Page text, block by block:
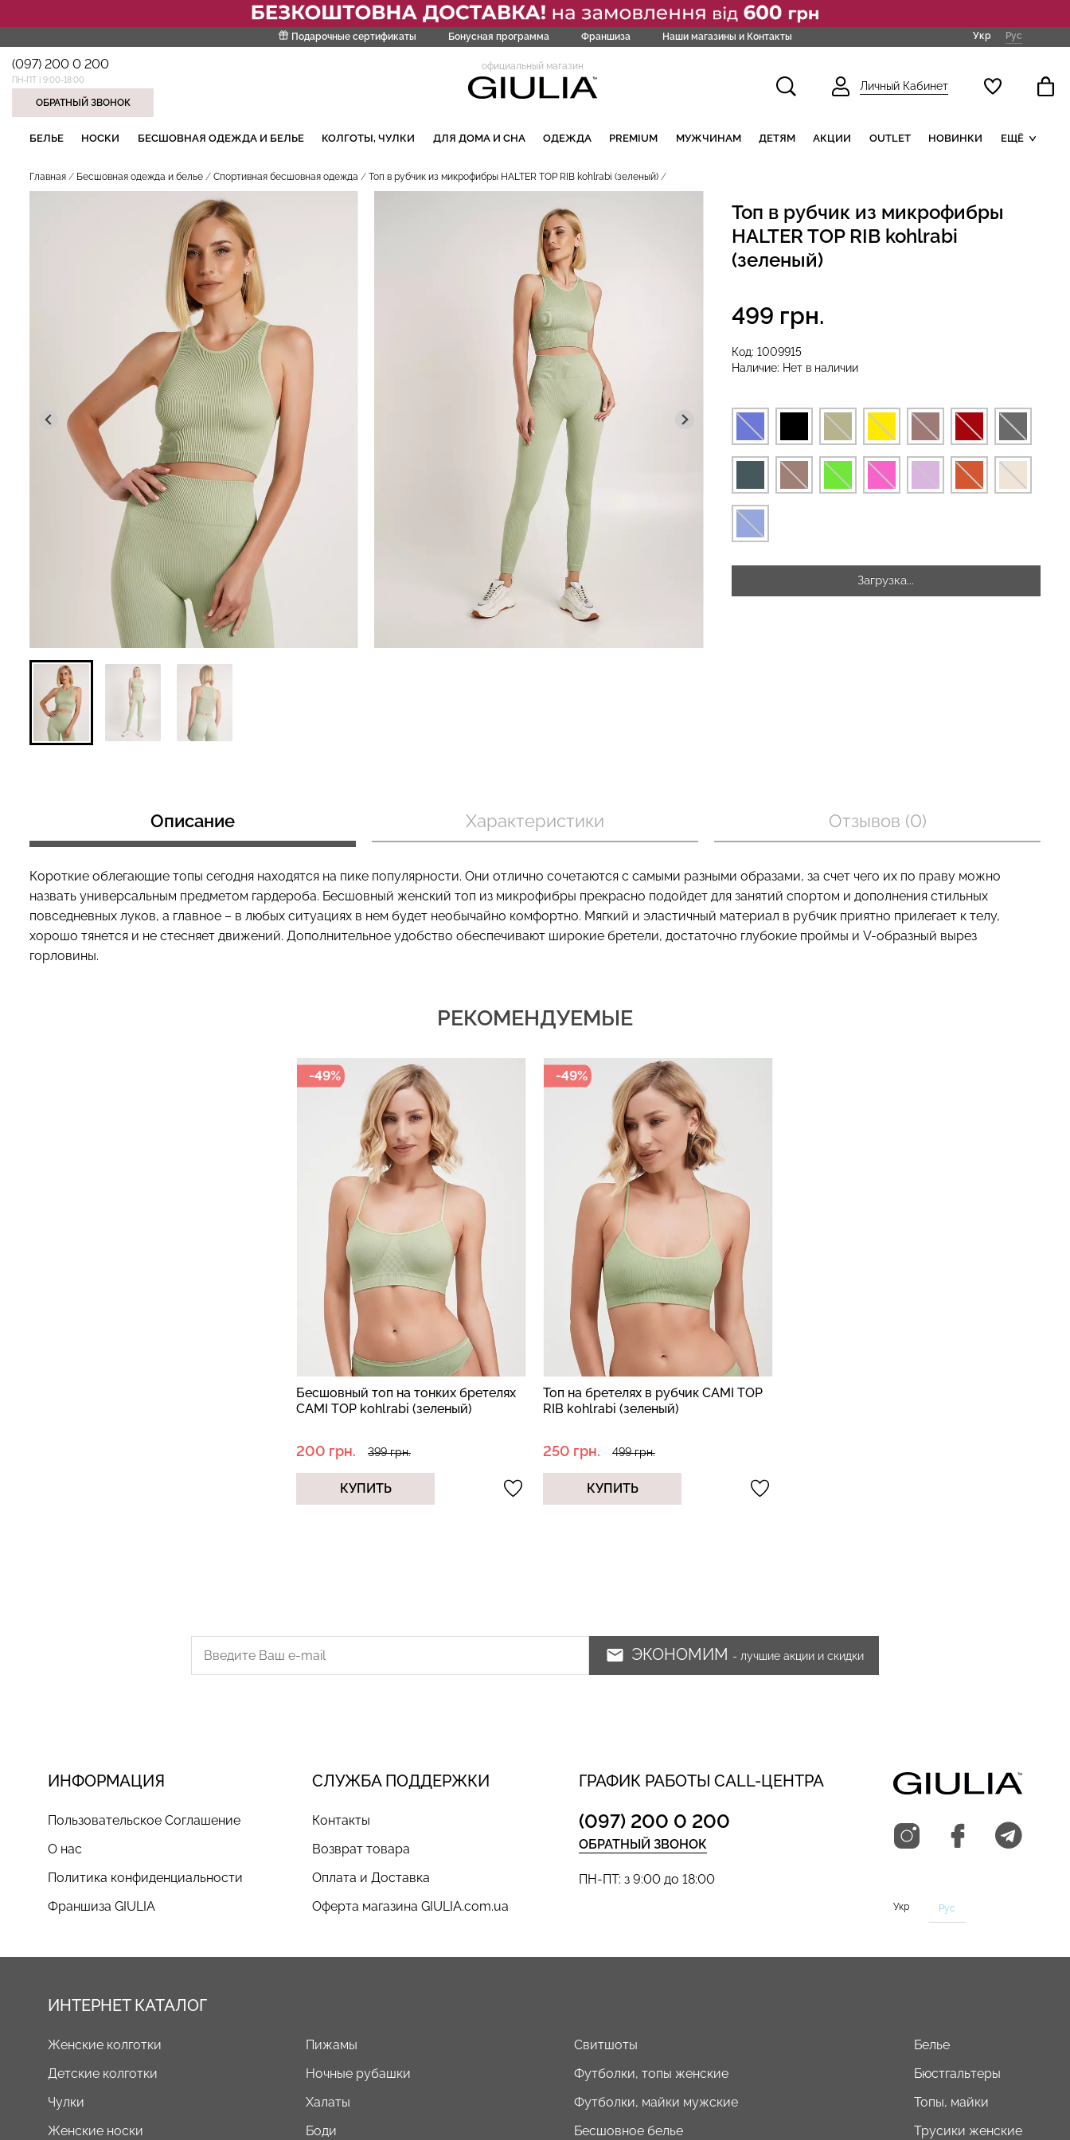
Подарочные сертификаты Бонусная программа Франшиза Наши магазины и Контакты Укр Рус
(097) 200 0 200
ПН-ПТ | 9:00-18:00
ОБРАТНЫЙ ЗВОНОК
официальный магазин
Личный Кабинет
БЕЛЬЕ НОСКИ БЕСШОВНАЯ ОДЕЖДА И БЕЛЬЕ КОЛГОТЫ, ЧУЛКИ ДЛЯ ДОМА И СНА ОДЕЖДА PREMIUM МУЖЧИНАМ ДЕТЯМ АКЦИИ OUTLET НОВИНКИ ЕЩЁ
Главная Бесшовная одежда и белье Спортивная бесшовная одежда Топ в рубчик из микрофибры HALTER TOP RIB kohlrabi (зеленый)
Топ в рубчик из микрофибры
HALTER TOP RIB kohlrabi
(зеленый)
Код: 1009915
Наличие: Нет в наличии
499 грн.
Загрузка...
Описание Характеристики Отзывов (0)
Короткие облегающие топы сегодня находятся на пике популярности. Они отлично сочетаются с самыми разными образами, за счет чего их по праву можно
назвать универсальным предметом гардероба. Бесшовный женский топ из микрофибры прекрасно подойдет для занятий спортом и дополнения стильных
повседневных луков, а главное – в любых ситуациях в нем будет необычайно комфортно. Мягкий и эластичный материал в рубчик приятно прилегает к телу,
хорошо тянется и не стесняет движений. Дополнительное удобство обеспечивают широкие бретели, достаточно глубокие проймы и V-образный вырез
горловины.
РЕКОМЕНДУЕМЫЕ
-49%
Бесшовный топ на тонких бретелях
CAMI TOP kohlrabi (зеленый)
200 грн. 399 грн.
КУПИТЬ
-49%
Топ на бретелях в рубчик CAMI TOP
RIB kohlrabi (зеленый)
250 грн. 499 грн.
КУПИТЬ
ЭКОНОМИМ - лучшие акции и скидки
ИНФОРМАЦИЯ
Пользовательское Соглашение
О нас
Политика конфиденциальности
Франшиза GIULIA
СЛУЖБА ПОДДЕРЖКИ
Контакты
Возврат товара
Оплата и Доставка
Оферта магазина GIULIA.com.ua
ГРАФИК РАБОТЫ CALL-ЦЕНТРА
(097) 200 0 200
ОБРАТНЫЙ ЗВОНОК
ПН-ПТ: з 9:00 до 18:00
Укр Рус
ИНТЕРНЕТ КАТАЛОГ
Женские колготки
Детские колготки
Чулки
Женские носки
Пижамы
Ночные рубашки
Халаты
Боди
Свитшоты
Футболки, топы женские
Футболки, майки мужские
Бесшовное белье
Белье
Бюстгальтеры
Топы, майки
Трусики женские
НАШИ ТРЕНДОВЫЕ ТОВАРЫ
Бесшовные леггинсы из
микрофибры LEGGINGS 02
(черный) Giulia
552 грн.789 грн.
Бесшовная бразилиана с
легкой коррекцией
BRASILIAN SHAPEWEAR
black (черный) Giulia
258 грн.
Бесшовные леггинсы
LEGGINGS (черный) Giulia
689 грн.
Велосипедки с высокой
талией TRACKS 01 (черный)
Топ на бретелях в рубчик
CAMI TOP RIB black (черный)
299 грн.499 грн.
BRIEFS (черный) Giulia
бретелях CAMI TOP (белый)
Giulia
SHAPEWEAR black (черный)